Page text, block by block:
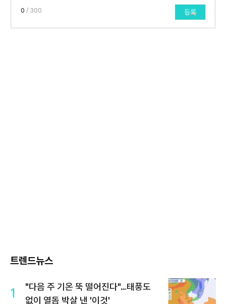
0 / 300 등록
트렌드뉴스
1
"다음 주 기온 뚝 떨어진다"…태풍도
없이 열돔 박살 낸 '이것'